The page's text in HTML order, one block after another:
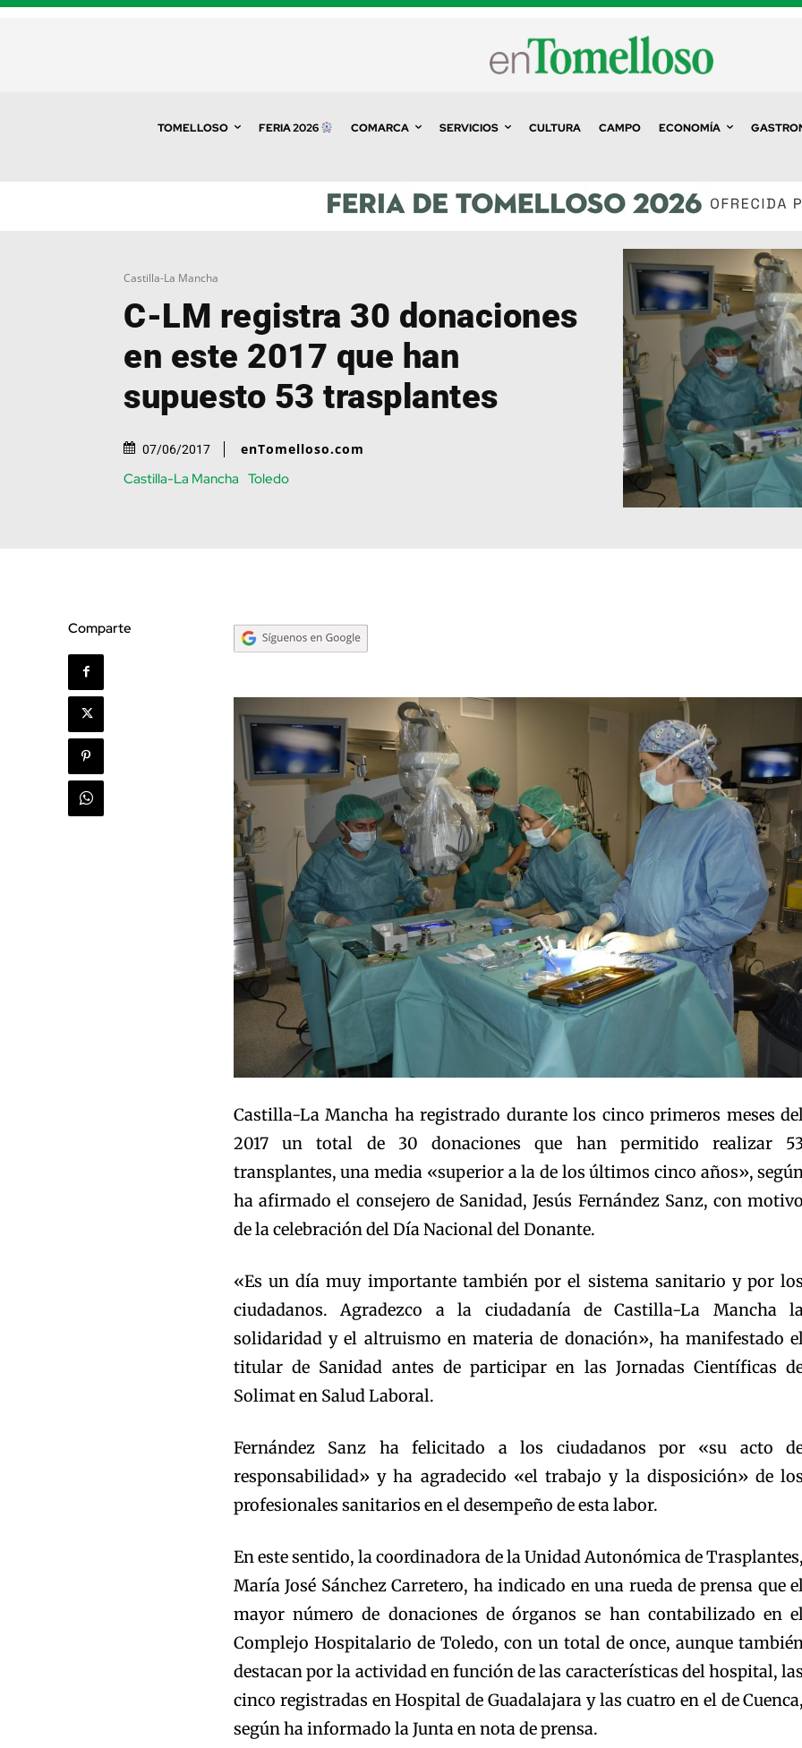
TOMELLOSO FERIA 2026 COMARCA SERVICIOS CULTURA CAMPO ECONOMÍA
Castilla-La Mancha
C-LM registra 30 donaciones
en este 2017 que han
supuesto 53 trasplantes
07/06/2017 enTomelloso.com
Castilla-La Mancha Toledo
Comparte
Castilla-La Mancha ha registrado durante los cinco primeros meses
2017 un total de 30 donaciones que han permitido realizar
transplantes, una media «superior a la de los últimos cinco años»,
ha afirmado el consejero de Sanidad, Jesús Fernández Sanz, con motivo
de la celebración del Día Nacional del Donante.
«Es un día muy importante también por el sistema sanitario y por los
ciudadanos. Agradezco a la ciudadanía de Castilla-La Mancha
solidaridad y el altruismo en materia de donación», ha manifestado
titular de Sanidad antes de participar en las Jornadas Científicas
Solimat en Salud Laboral.
Fernández Sanz ha felicitado a los ciudadanos por «su acto
responsabilidad» y ha agradecido «el trabajo y la disposición» de los
profesionales sanitarios en el desempeño de esta labor.
En este sentido, la coordinadora de la Unidad Autonómica de Trasplantes,
María José Sánchez Carretero, ha indicado en una rueda de prensa que
mayor número de donaciones de órganos se han contabilizado en
Complejo Hospitalario de Toledo, con un total de once, aunque
destacan por la actividad en función de las características del hospital, las
cinco registradas en Hospital de Guadalajara y las cuatro en el de Cuenca,
según ha informado la Junta en nota de prensa.